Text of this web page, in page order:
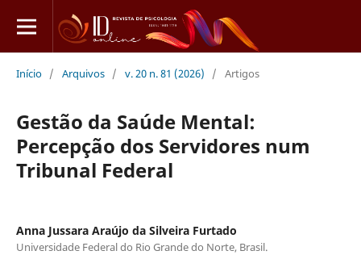
Início / Arquivos / v. 20 n. 81 (2026) / Artigos
Gestão da Saúde Mental:
Percepção dos Servidores num
Tribunal Federal
Anna Jussara Araújo da Silveira Furtado
Universidade Federal do Rio Grande do Norte, Brasil.